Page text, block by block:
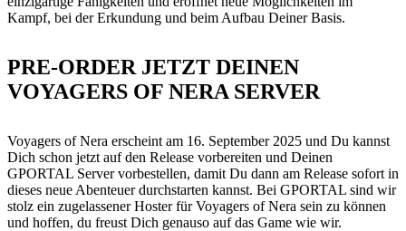
Kampf, bei der Erkundung und beim Aufbau Deiner Basis.
PRE-ORDER JETZT DEINEN
VOYAGERS OF NERA SERVER
Voyagers of Nera erscheint am 16. September 2025 und Du kannst
Dich schon jetzt auf den Release vorbereiten und Deinen
GPORTAL Server vorbestellen, damit Du dann am Release sofort in
dieses neue Abenteuer durchstarten kannst. Bei GPORTAL sind wir
stolz ein zugelassener Hoster für Voyagers of Nera sein zu können
und hoffen, du freust Dich genauso auf das Game wie wir.